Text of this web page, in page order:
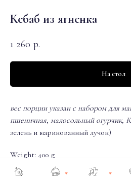
Кебаб из ягненка
1 260 р.
На стол
вес порции указан с набором для
пшеничная, малосольный огурчик,
зелень и маринованный лучок)
Weight: 400 g